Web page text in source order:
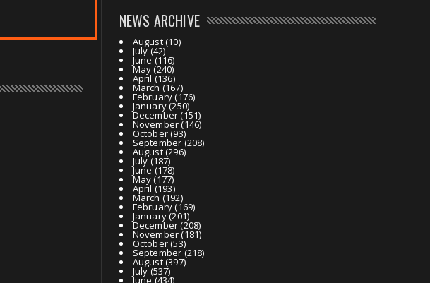
NEWS ARCHIVE
August(10)
July(42)
June(116)
May(240)
April (136)
March (167)
February(176)
January(250)
December(151)
November(146)
October(93)
September(208)
August(296)
July(187)
June(178)
May(177)
April (193)
March (192)
February(169)
January(201)
December(208)
November(181)
October(53)
September(218)
August(397)
July(537)
June(434)